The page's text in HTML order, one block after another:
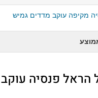
מקיפה עוקב מדדים גמיש
הראל פנסיה